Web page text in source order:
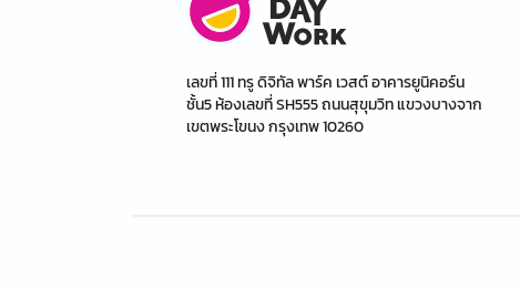
เลขที่ 111 ทรู ดิจิทัล พาร์ค เวสต์ อาคารยูนิคอร์น
ชั้น5 ห้องเลขที่ SH555 ถนนสุขุมวิท แขวงบางจาก
เขตพระโขนง กรุงเทพ 10260